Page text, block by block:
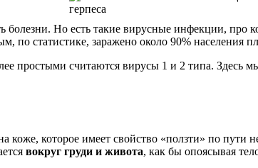
Но есть такие вирусные инфекции, про
по статистике, заражено около 90% населения
простыми считаются вирусы 1 и 2 типа. Здесь
коже, которое имеет свойство «ползти» по
вокруг груди и живота, как бы опоясывая